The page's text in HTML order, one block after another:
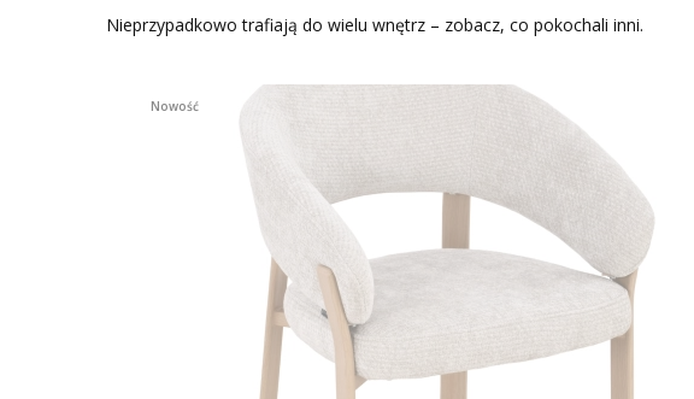
Nieprzypadkowo trafiają do wielu wnętrz – zobacz, co pokochali inni.
Nowość